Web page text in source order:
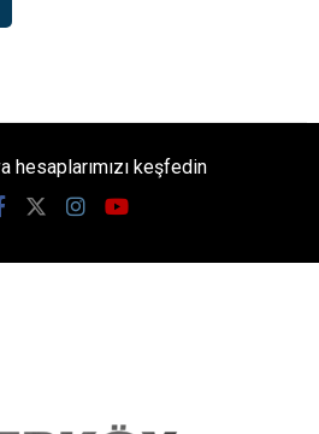
hesaplarımızı keşfedin